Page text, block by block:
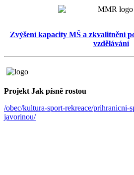
Zvýšení kapacity MŠ a zkvalitnění
vzdělávání
Projekt Jak písně rostou
/obec/kultura-sport-rekreace/prihranicni-
javorinou/